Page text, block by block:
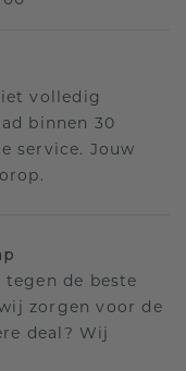
volledig
binnen 30
service. Jouw
de beste
zorgen voor de
deal? Wij